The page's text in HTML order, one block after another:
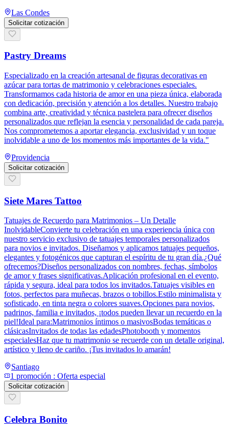
Las Condes
Solicitar cotización
Pastry Dreams
Especializado en la creación artesanal de figuras decorativas en
azúcar para tortas de matrimonio y celebraciones especiales.
Transformamos cada historia de amor en una pieza única, elaborada
con dedicación, precisión y atención a los detalles. Nuestro trabajo
combina arte, creatividad y técnica pastelera para ofrecer diseños
personalizados que reflejan la esencia y personalidad de cada pareja.
Nos comprometemos a aportar elegancia, exclusividad y un toque
inolvidable a uno de los momentos más importantes de la vida."
Providencia
Solicitar cotización
Siete Mares Tattoo
Tatuajes de Recuerdo para Matrimonios – Un Detalle
InolvidableConvierte tu celebración en una experiencia única con
nuestro servicio exclusivo de tatuajes temporales personalizados
para novios e invitados. Diseñamos y aplicamos tatuajes pequeños,
elegantes y fotogénicos que capturan el espíritu de tu gran día.¿Qué
ofrecemos?Diseños personalizados con nombres, fechas, símbolos
de amor y frases significativas.Aplicación profesional en el evento,
rápida y segura, ideal para todos los invitados.Tatuajes visibles en
fotos, perfectos para muñecas, brazos o tobillos.Estilo minimalista y
sofisticado, en tinta negra o colores suaves.Opciones para novios,
padrinos, familia e invitados, ¡todos pueden llevar un recuerdo en la
piel!Ideal para:Matrimonios íntimos o masivosBodas temáticas o
clásicasInvitados de todas las edadesPhotobooth y momentos
especialesHaz que tu matrimonio se recuerde con un detalle original,
artístico y lleno de cariño. ¡Tus invitados lo amarán!
Santiago
1 promoción : Oferta especial
Solicitar cotización
Celebra Bonito